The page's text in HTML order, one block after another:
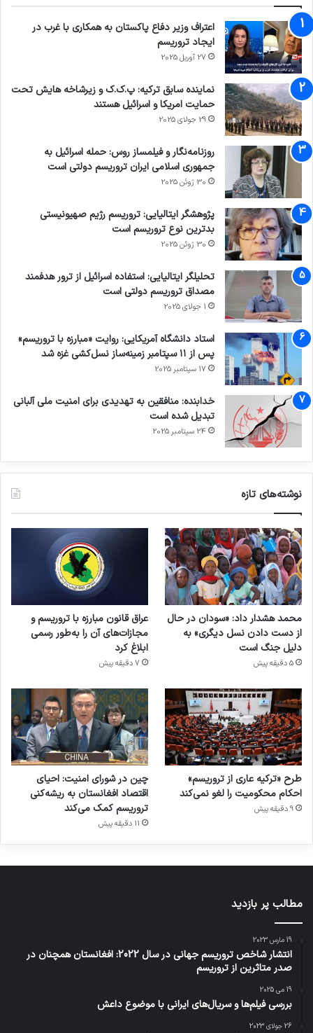
اعتراف وزیر دفاع پاکستان به همکاری با غرب در
ایجاد تروریسم
27 آوریل 2025
نماینده سابق ترکیه: پ.ک.ک و زیرشاخه هایش تحت
حمایت امریکا و اسرائیل هستند
29 جولای 2025
روزنامه‌نگار و فیلمساز روس: حمله اسرائیل به
جمهوری اسلامی ایران تروریسم دولتی است
30 ژوئن 2025
پژوهشگر ایتالیایی: تروریسم رژیم صهیونیستی
بدترین نوع تروریسم است
30 ژوئن 2025
تحلیلگر ایتالیایی: استفاده اسرائیل از ترور هدفمند
مصداق تروریسم دولتی است
1 جولای 2025
استاد دانشگاه آمریکایی: روایت «مبارزه با تروریسم»
پس از ۱۱ سپتامبر زمینه‌ساز نسل‌کشی غزه شد
17 سپتامبر 2025
خدابنده: منافقین به تهدیدی برای امنیت ملی آلبانی
تبدیل شده است
24 سپتامبر 2025
نوشته‌های تازه
محمد هشدار داد: «سودان در حال
از دست دادن نسل دیگری» به
دلیل جنگ است
5 دقیقه پیش
عراق قانون مبارزه با تروریسم و
مجازات‌های آن را به‌طور رسمی
ابلاغ کرد
7 دقیقه پیش
طرح «ترکیه عاری از تروریسم»
احکام محکومیت را لغو نمی‌کند
9 دقیقه پیش
چین در شورای امنیت: احیای
اقتصاد افغانستان به ریشه‌کنی
تروریسم کمک می‌کند
11 دقیقه پیش
مطالب پر بازدید
19 مارس 2023
انتشار شاخص تروریسم جهانی در سال 2022: افغانستان همچنان در
صدر متاثرین از تروریسم
19 می 2025
بررسی فیلم‌ها و سریال‌های ایرانی با موضوع داعش
26 جولای 2023